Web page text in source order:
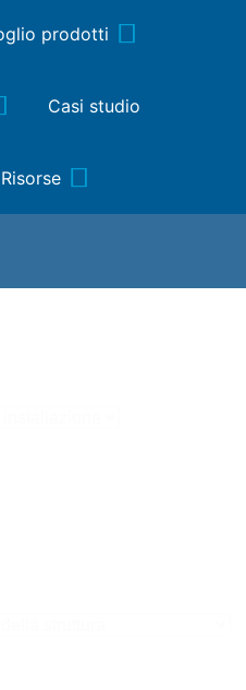
prodotti
Casi studio
Risorse